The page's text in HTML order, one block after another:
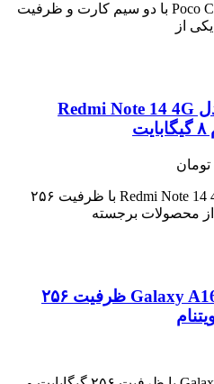
9,600,000 تومان
through
گوشی موبایل شیائومی مدل Poco C75 با دو سیم کارت و ظرفیت
گوشی موبایل شیائومی مدل Redmi Note 14 4G
تومان
15,600,000 تومان
through
گوشی موبایل شیائومی مدل Redmi Note 14 4G با ظرفیت ۲۵۶
گوشی موبایل سامسونگ Galaxy A16 ظرفیت ۲۵۶